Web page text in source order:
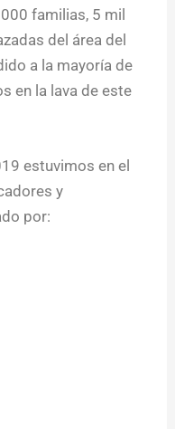
familias, 5 mil
del área del
a la mayoría de
en la lava de este
estuvimos en el
y
por: